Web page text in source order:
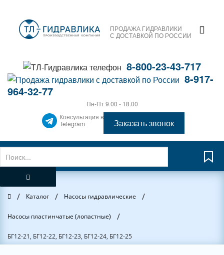
ПРОДАЖА ГИДРАВЛИКИ
С ДОСТАВКОЙ ПО РОССИИ
8-800-23-43-717
8-917-
964-32-77
Пн-Пт 9.00 - 18.00
Консультация в
Telegram
Заказать звонок
Главная
/ Каталог / Насосы гидравлические /
Насосы пластинчатые (лопастные) /
БГ12-21, БГ12-22, БГ12-23, БГ12-24, БГ12-25